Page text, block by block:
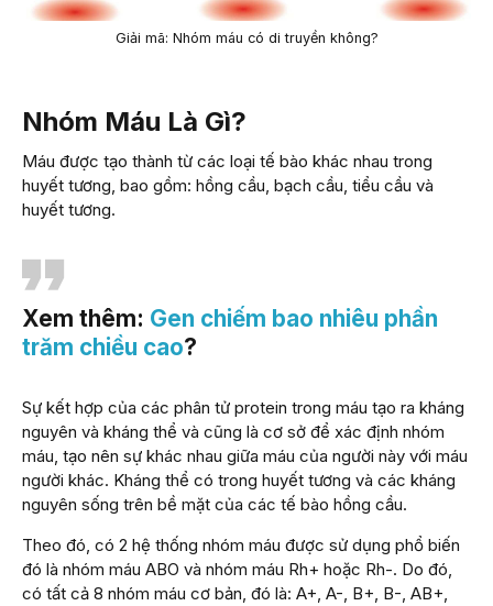
Giải mã: Nhóm máu có di truyền không?
Nhóm Máu Là Gì?
Máu được tạo thành từ các loại tế bào khác nhau trong
huyết tương, bao gồm: hồng cầu, bạch cầu, tiểu cầu và
huyết tương.
Xem thêm: Gen chiếm bao nhiêu phần
trăm chiều cao?
Sự kết hợp của các phân tử protein trong máu tạo ra kháng
nguyên và kháng thể và cũng là cơ sở để xác định nhóm
máu, tạo nên sự khác nhau giữa máu của người này với máu
người khác. Kháng thể có trong huyết tương và các kháng
nguyên sống trên bề mặt của các tế bào hồng cầu.
Theo đó, có 2 hệ thống nhóm máu được sử dụng phổ biến
đó là nhóm máu ABO và nhóm máu Rh+ hoặc Rh-. Do đó,
có tất cả 8 nhóm máu cơ bản, đó là: A+, A-, B+, B-, AB+,